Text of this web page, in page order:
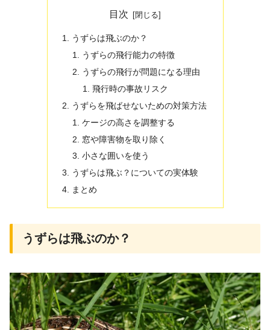
目次
うずらは飛ぶのか？
うずらの飛行能力の特徴
うずらの飛行が問題になる理由
飛行時の事故リスク
うずらを飛ばせないための対策方法
ケージの高さを調整する
窓や障害物を取り除く
小さな囲いを使う
うずらは飛ぶ？についての実体験
まとめ
うずらは飛ぶのか？